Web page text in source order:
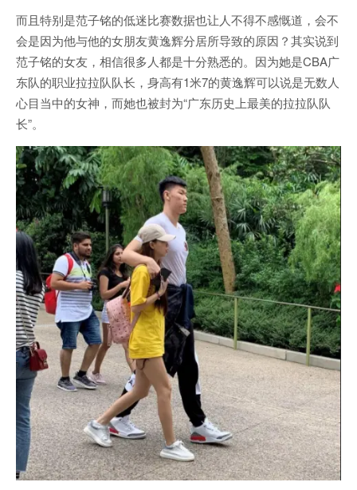
而且特别是范子铭的低迷比赛数据也让人不得不感慨道，会不
会是因为他与他的女朋友黄逸辉分居所导致的原因？其实说到
范子铭的女友，相信很多人都是十分熟悉的。因为她是CBA广
东队的职业拉拉队队长，身高有1米7的黄逸辉可以说是无数人
心目当中的女神，而她也被封为“广东历史上最美的拉拉队队
长”。